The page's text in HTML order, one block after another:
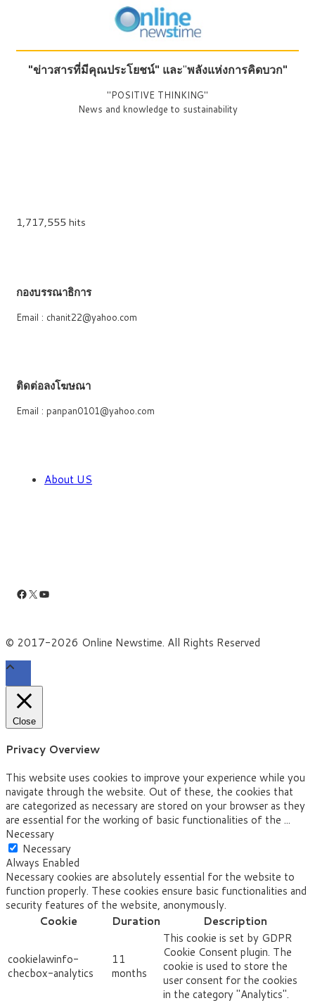
"ข่าวสารที่มีคุณประโยชน์" และ"พลังแห่งการคิดบวก"
"POSITIVE THINKING"
News and knowledge to sustainability
1,717,555 hits
กองบรรณาธิการ
Email : chanit22@yahoo.com
ติดต่อลงโฆษณา
Email : panpan0101@yahoo.com
About US
Facebook
X YouTube
© 2017-2026 Online Newstime. All Rights Reserved
Close
Privacy Overview
This website uses cookies to improve your experience while you
navigate through the website. Out of these, the cookies that
are categorized as necessary are stored on your browser as they
are essential for the working of basic functionalities of the ...
Necessary
Necessary
Always Enabled
Necessary cookies are absolutely essential for the website to
function properly. These cookies ensure basic functionalities and
security features of the website, anonymously.
Cookie
Duration Description
cookielawinfo-
checbox-analytics
11
months
This cookie is set by GDPR
Cookie Consent plugin. The
cookie is used to store the
user consent for the cookies
in the category "Analytics".